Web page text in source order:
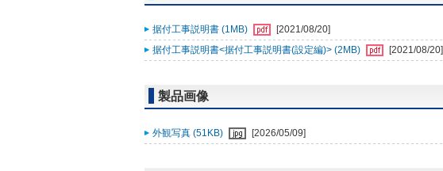
据付工事説明書 (1MB)
[2021/08/20]
据付工事説明書<据付工事説明書(設定編)> (2MB)
[2021/08/20]
製品画像
外観写真 (51KB) [2026/05/09]